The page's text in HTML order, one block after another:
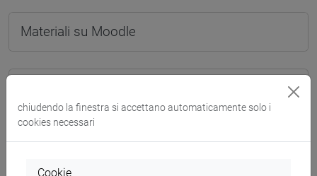
Materiali su Moodle
[FT2] FILOSOFIA - Laurea
percorso comune
chiudendo la finestra si accettano automaticamente solo i
cookies necessari
Cookie